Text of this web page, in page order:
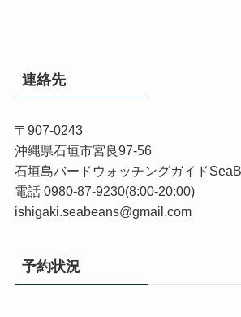
連絡先
〒907-0243
沖縄県石垣市宮良97-56
石垣島バードウォッチングガイド
電話 0980-87-9230(8:00-20:00)
ishigaki.seabeans@gmail.com
予約状況